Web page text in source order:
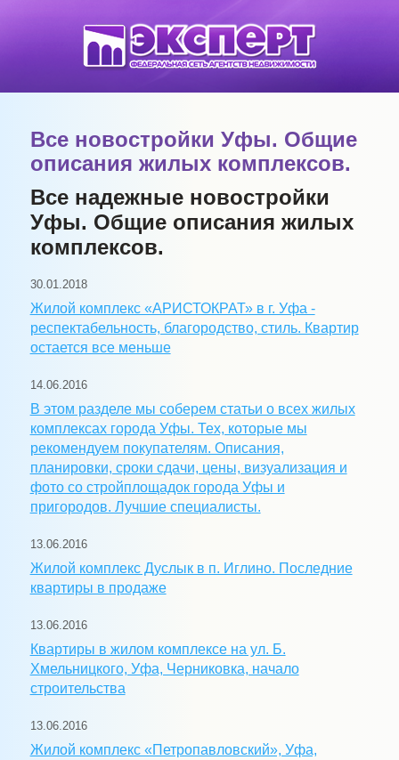
Все новостройки Уфы. Общие
описания жилых комплексов.
Все надежные новостройки
Уфы. Общие описания жилых
комплексов.
30.01.2018
Жилой комплекс «АРИСТОКРАТ» в г. Уфа -
респектабельность, благородство, стиль. Квартир
остается все меньше
14.06.2016
В этом разделе мы соберем статьи о всех жилых
комплексах города Уфы. Тех, которые мы
рекомендуем покупателям. Описания,
планировки, сроки сдачи, цены, визуализация и
фото со стройплощадок города Уфы и
пригородов. Лучшие специалисты.
13.06.2016
Жилой комплекс Дуслык в п. Иглино. Последние
квартиры в продаже
13.06.2016
Квартиры в жилом комплексе на ул. Б.
Хмельницкого, Уфа, Черниковка, начало
строительства
13.06.2016
Жилой комплекс «Петропавловский», Уфа,